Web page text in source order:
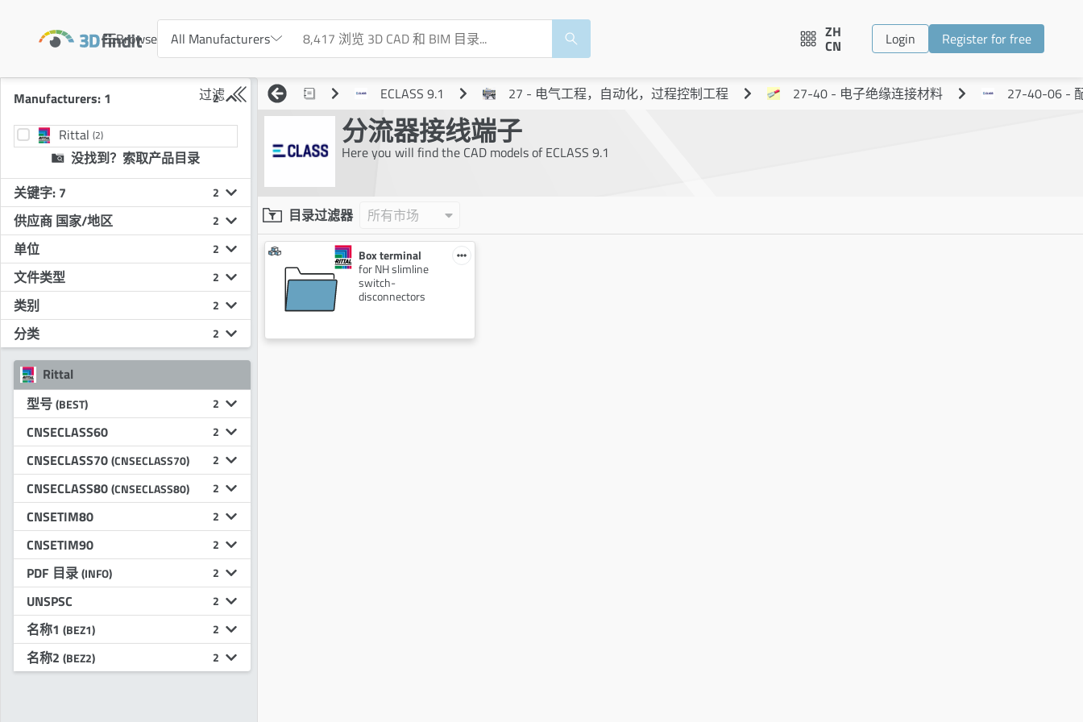
Browse All Manufacturers ZH
CN Login Register for free
Manufacturers: 1 2
Rittal (2)
没找到？索取产品目录
关键字: 7
2
供应商 国家/地区 2
单位 2
文件类型 2
类别 2
分类 2
Rittal
型号(BEST) 2
CNSECLASS60 2
CNSECLASS70(CNSECLASS70) 2
CNSECLASS80(CNSECLASS80) 2
CNSETIM80 2
CNSETIM90 2
PDF 目录(INFO) 2
UNSPSC 2
名称1 (BEZ1) 2
名称2 (BEZ2) 2
过滤 ECLASS 9.1 27 - 电气工程，自动化，过程控制工程 27-40 - 电子绝缘连接材料 27-40-06 -
分流器接线端子
Here you will find the CAD models of ECLASS 9.1
目录过滤器 所有市场
Box terminal
for NH slimline
switch-
disconnectors